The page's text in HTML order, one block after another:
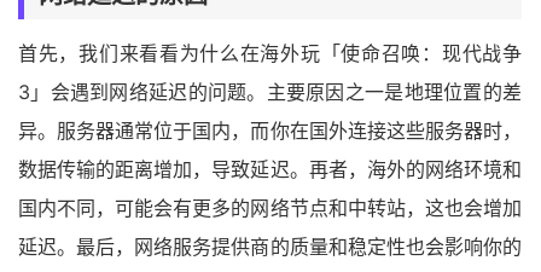
首先，我们来看看为什么在海外玩「使命召唤：现代战争
3」会遇到网络延迟的问题。主要原因之一是地理位置的差
异。服务器通常位于国内，而你在国外连接这些服务器时，
数据传输的距离增加，导致延迟。再者，海外的网络环境和
国内不同，可能会有更多的网络节点和中转站，这也会增加
延迟。最后，网络服务提供商的质量和稳定性也会影响你的